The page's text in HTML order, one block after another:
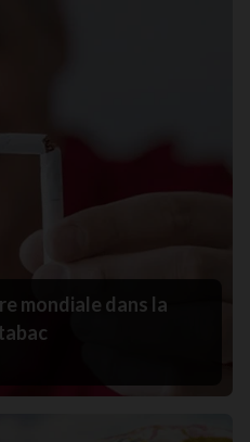
mondiale dans la